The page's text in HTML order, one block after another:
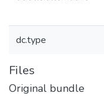
dc.type
Files
Original bundle